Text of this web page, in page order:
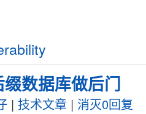
数据库做后门
| 技术文章 | 消灭0回复